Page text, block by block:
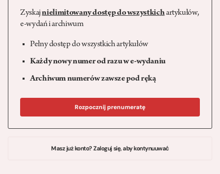
Zyskajnielimitowany dostęp do wszystkichartykułów,
e-wydań i archiwum
Pełny dostęp do wszystkich artykułów
Każdy nowy numer od razu w e-wydaniu
Archiwum numerów zawsze pod ręką
Rozpocznij prenumeratę
Masz już konto? Zaloguj się, aby kontynuuwać